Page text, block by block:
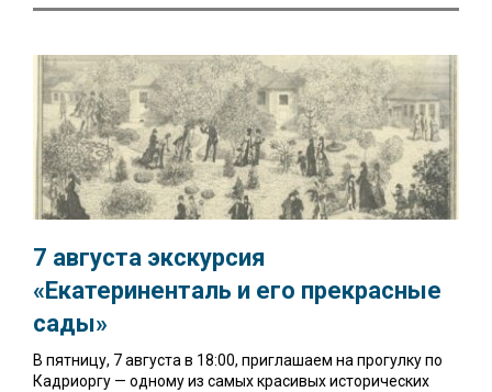
7 августа экскурсия
«Екатериненталь и его прекрасные
сады»
В пятницу, 7 августа в 18:00, приглашаем на прогулку по
Кадриоргу — одному из самых красивых исторических